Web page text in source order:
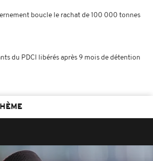
boucle le rachat de 100 000 tonnes
du PDCI libérés après 9 mois de détention